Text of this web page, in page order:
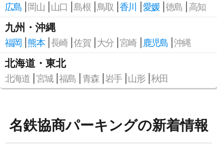
広島 岡山 山口 島根 鳥取 香川 愛媛 徳島 高知
九州・沖縄
福岡 熊本 長崎 佐賀 大分 宮崎 鹿児島 沖縄
北海道・東北
北海道 宮城 福島 青森 岩手 山形 秋田
名鉄協商パーキングの新着情報